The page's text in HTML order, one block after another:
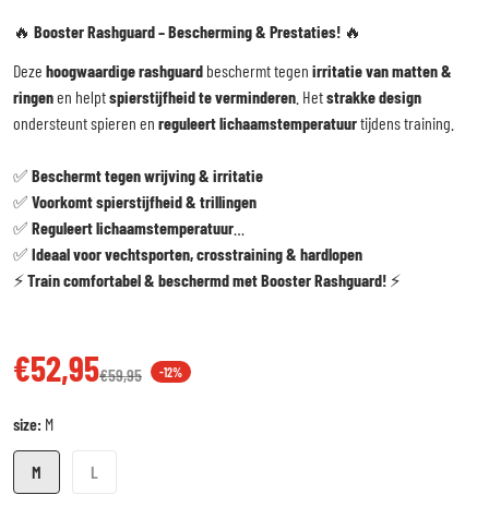
🔥 Booster Rashguard – Bescherming & Prestaties! 🔥
Deze hoogwaardige rashguard beschermt tegen irritatie van matten &
ringenen helptspierstijfheid te verminderen . Hetstrakke design
ondersteunt spieren en reguleert lichaamstemperatuurtijdens training.
✅ Beschermt tegen wrijving & irritatie
✅ Voorkomt spierstijfheid & trillingen
✅ Reguleert lichaamstemperatuur
✅ Ideaal voor vechtsporten, crosstraining & hardlopen
⚡Train comfortabel & beschermd met Booster Rashguard! ⚡
€59,95
€52,95 -12%
size: M
M L